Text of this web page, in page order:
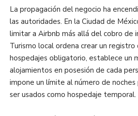
La propagación del negocio ha
las autoridades. En la Ciudad de
limitar a Airbnb más allá del cobro de
Turismo local ordena crear un
hospedajes obligatorio, establece un
alojamientos en posesión de cada
impone un límite al número de
ser usados como hospedaje temporal.